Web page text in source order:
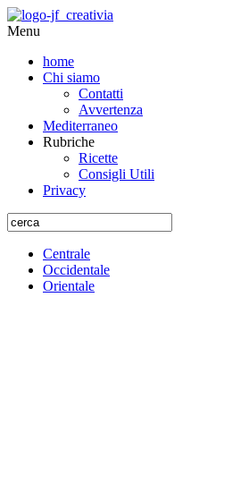
Menu
home
Chi siamo
Contatti
Avvertenza
Mediterraneo
Rubriche
Ricette
Consigli Utili
Privacy
Centrale
Occidentale
Orientale